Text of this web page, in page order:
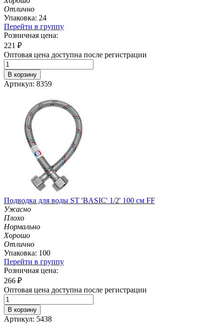
Отлично
Упаковка: 24
Перейти в группу
Розничная цена:
221 ₽
Оптовая цена доступна после регистрации
В корзину
Артикул: 8359
Подводка для воды ST 'BASIC' 1/2' 100 см FF
Ужасно
Плохо
Нормально
Хорошо
Отлично
Упаковка: 100
Перейти в группу
Розничная цена:
266 ₽
Оптовая цена доступна после регистрации
В корзину
Артикул: 5438